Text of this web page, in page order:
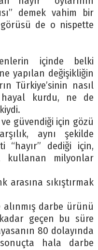
demek vahim bir
de o nispette
içinde belki
yapılan değişikliğin
Türkiye’sinin nasıl
hayal kurdu, ne de
ve güvendiği için gözü
aynı şekilde
“hayır” dediği için,
kullanan milyonlar
arasına sıkıştırmak
darbe ürünü
geçen bu süre
80 dolayında
hala darbe